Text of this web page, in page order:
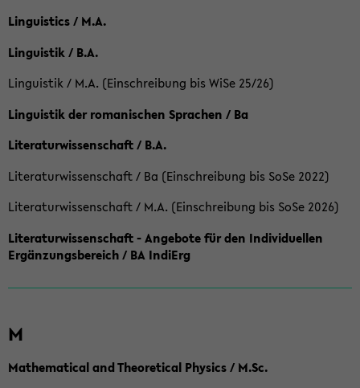
Linguistics / M.A.
Linguistik / B.A.
Linguistik / M.A. (Einschreibung bis WiSe 25/26)
Linguistik der romanischen Sprachen / Ba
Literaturwissenschaft / B.A.
Literaturwissenschaft / Ba (Einschreibung bis SoSe 2022)
Literaturwissenschaft / M.A. (Einschreibung bis SoSe 2026)
Literaturwissenschaft - Angebote für den Individuellen
Ergänzungsbereich / BA IndiErg
M
Mathematical and Theoretical Physics / M.Sc.